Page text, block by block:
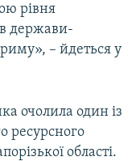
рівня
держави-
– йдеться у
очолила один із
ресурсного
області.